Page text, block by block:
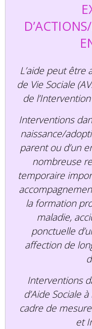
L’aide peut être
de Vie Sociale
de
Interventions
naissance/
parent ou d’un
nombreuse
temporaire
la formation
maladie,
ponctuelle
affection de
Interventions
d’Aide Sociale
cadre de
et